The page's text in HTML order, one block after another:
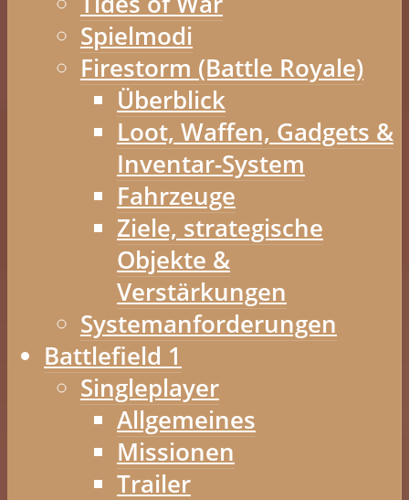
Spielmodi
Firestorm (Battle Royale)
Überblick
Loot, Waffen, Gadgets &
Inventar-System
Fahrzeuge
Ziele, strategische
Objekte &
Verstärkungen
Systemanforderungen
Battlefield 1
Singleplayer
Allgemeines
Missionen
Trailer